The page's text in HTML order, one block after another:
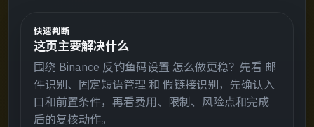
快速判断
这页主要解决什么
围绕 Binance 反钓鱼码设置 怎么做更稳？先看 邮
件识别、固定短语管理 和 假链接识别，先确认入
口和前置条件，再看费用、限制、风险点和完成
后的复核动作。